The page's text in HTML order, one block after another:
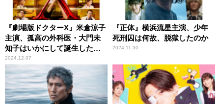
『劇場版ドクターX』米倉涼子
主演、孤高の外科医・大門未
知子はいかにして誕生したの
か
2024.12.07
『正体』横浜流星主演、少年
死刑囚は何故、脱獄したのか
2024.11.30